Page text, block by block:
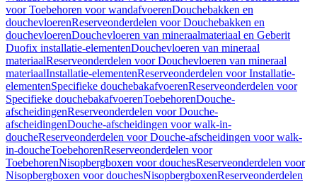
voor Toebehoren voor wandafvoerenDouchebakken en
douchevloerenReserveonderdelen voor Douchebakken en
douchevloerenDouchevloeren van mineraalmateriaal en Geberit
Duofix installatie-elementenDouchevloeren van mineraal
materiaalReserveonderdelen voor Douchevloeren van mineraal
materiaalInstallatie-elementenReserveonderdelen voor Installatie-
elementenSpecifieke douchebakafvoerenReserveonderdelen voor
Specifieke douchebakafvoerenToebehorenDouche-
afscheidingenReserveonderdelen voor Douche-
afscheidingenDouche-afscheidingen voor walk-in-
doucheReserveonderdelen voor Douche-afscheidingen voor walk-
in-doucheToebehorenReserveonderdelen voor
ToebehorenNisopbergboxen voor douchesReserveonderdelen voor
Nisopbergboxen voor douchesNisopbergboxenReserveonderdelen